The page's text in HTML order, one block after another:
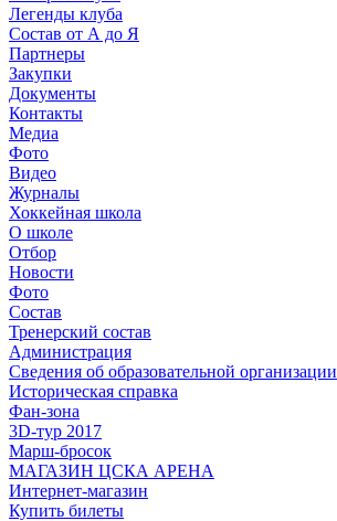
Легенды клуба
Состав от А до Я
Партнеры
Закупки
Документы
Контакты
Медиа
Фото
Видео
Журналы
Хоккейная школа
О школе
Отбор
Новости
Фото
Состав
Тренерский состав
Администрация
Сведения об образовательной организации
Историческая справка
Фан-зона
3D-тур 2017
Марш-бросок
МАГАЗИН ЦСКА АРЕНА
Интернет-магазин
Купить билеты